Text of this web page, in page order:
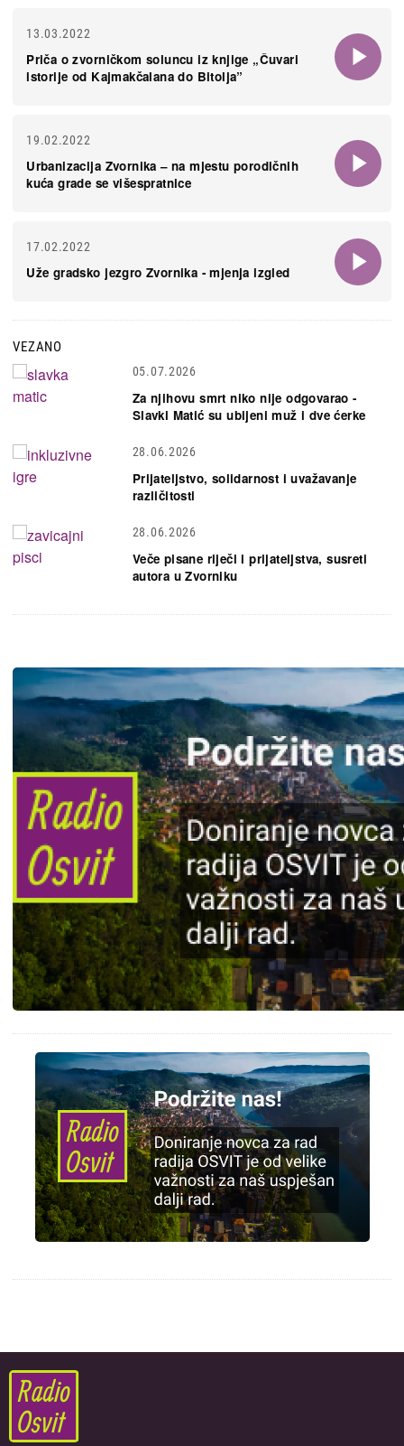
13.03.2022
Priča o zvorničkom soluncu iz knjige „Čuvari
istorije od Kajmakčalana do Bitolja”
19.02.2022
Urbanizacija Zvornika – na mjestu porodičnih
kuća grade se višespratnice
17.02.2022
Uže gradsko jezgro Zvornika - mjenja izgled
VEZANO
05.07.2026
Za njihovu smrt niko nije odgovarao -
Slavki Matić su ubijeni muž i dve ćerke
28.06.2026
Prijateljstvo, solidarnost i uvažavanje
različitosti
28.06.2026
Veče pisane riječi i prijateljstva, susreti
autora u Zvorniku
Slika